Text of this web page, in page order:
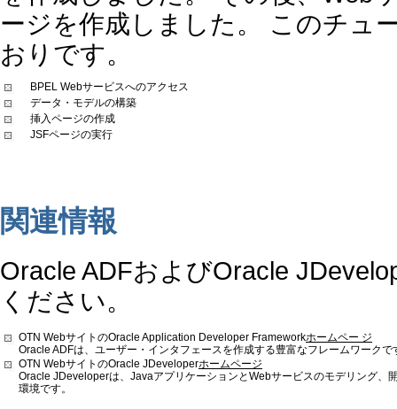
ージを作成しました。 このチュ
おりです。
BPEL Webサービスへのアクセス
データ・モデルの構築
挿入ページの作成
JSFページの実行
関連情報
Oracle ADFおよびOracle
ください。
OTN WebサイトのOracle Application Developer Frameworkホームペー ジ
Oracle ADFは、ユーザー・インタフェースを作成する豊富なフレームワークで
OTN WebサイトのOracle JDeveloperホームページ
Oracle JDeveloperは、JavaアプリケーションとWebサービスのモデリング、
環境です。